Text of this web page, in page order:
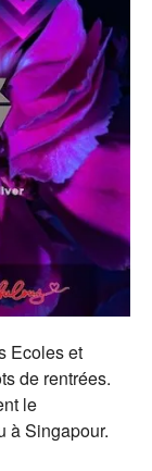
Ecoles et
de rentrées.
le
à Singapour.